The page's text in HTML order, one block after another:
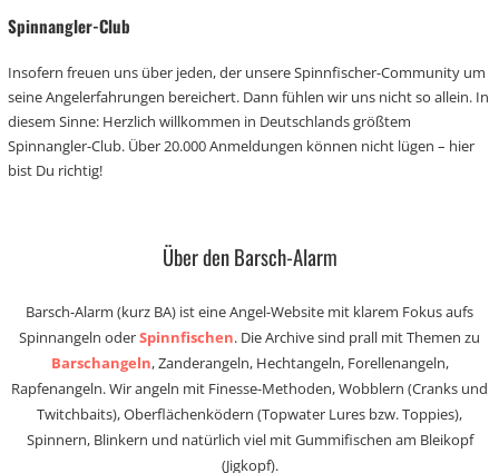
Spinnangler-Club
Insofern freuen uns über jeden, der unsere Spinnfischer-Community um
seine Angelerfahrungen bereichert. Dann fühlen wir uns nicht so allein. In
diesem Sinne: Herzlich willkommen in Deutschlands größtem
Spinnangler-Club. Über 20.000 Anmeldungen können nicht lügen – hier
bist Du richtig!
Über den Barsch-Alarm
Barsch-Alarm (kurz BA) ist eine Angel-Website mit klarem Fokus aufs
Spinnangeln oderSpinnfischen. Die Archive sind prall mit Themen zu
Barschangeln, Zanderangeln, Hechtangeln, Forellenangeln,
Rapfenangeln. Wir angeln mit Finesse-Methoden, Wobblern (Cranks und
Twitchbaits), Oberflächenködern (Topwater Lures bzw. Toppies),
Spinnern, Blinkern und natürlich viel mit Gummifischen am Bleikopf
(Jigkopf).